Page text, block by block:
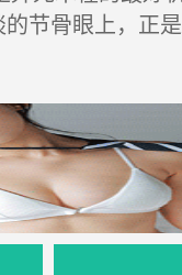
节骨眼上，正